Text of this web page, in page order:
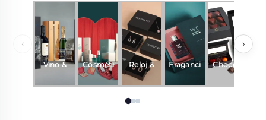
‹
Vino &
Bebidas
Cosméti
cos
Reloj &
Joyería
Fraganci
a y
Chocola
te
›